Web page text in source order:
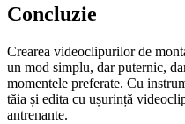
Concluzie
Crearea videoclipurilor de
un mod simplu, dar puternic,
momentele preferate. Cu
tăia și edita cu ușurință
antrenante.